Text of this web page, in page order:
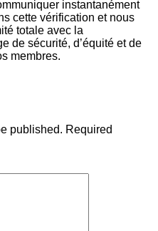
instantanément
cette vérification et nous
totale avec la
de sécurité, d’équité et de
membres.
published. Required